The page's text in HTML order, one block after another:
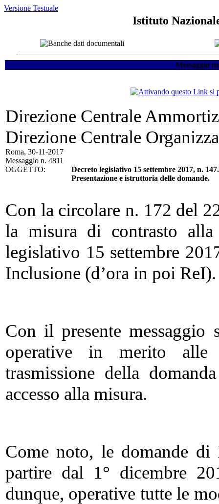
Versione Testuale
Istituto
Messaggio
Direzione Centrale
Direzione Centrale
Roma, 30-11-2017
Messaggio n. 4811
OGGETTO:
Decreto legislativo 15 settembre 2017, n.
Presentazione e istruttoria delle domande.
Con la circolare n. 172 del
la misura di contrasto
legislativo 15 settembre
Inclusione (d’ora in poi ReI).
Con il presente
operative in merito alle
trasmissione della
accesso alla misura.
Come noto, le domande di
partire dal 1° dicembre
dunque, operative tutte le